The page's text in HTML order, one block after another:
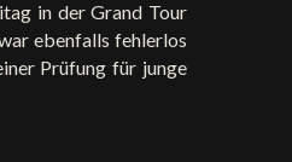
in der Grand Tour
ebenfalls fehlerlos
Prüfung für junge